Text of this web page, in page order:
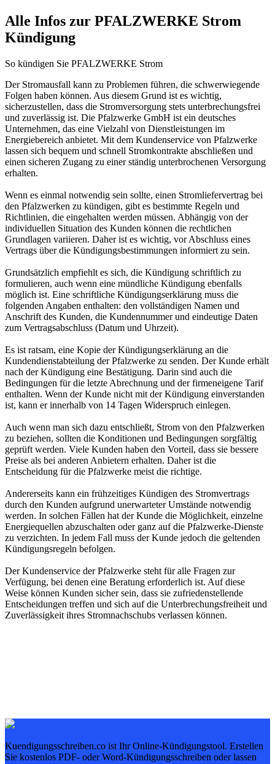
Alle Infos zur PFALZWERKE Strom
Kündigung
So kündigen Sie PFALZWERKE Strom
Der Stromausfall kann zu Problemen führen, die schwerwiegende
Folgen haben können. Aus diesem Grund ist es wichtig,
sicherzustellen, dass die Stromversorgung stets unterbrechungsfrei
und zuverlässig ist. Die Pfalzwerke GmbH ist ein deutsches
Unternehmen, das eine Vielzahl von Dienstleistungen im
Energiebereich anbietet. Mit dem Kundenservice von Pfalzwerke
lassen sich bequem und schnell Stromkontrakte abschließen und
einen sicheren Zugang zu einer ständig unterbrochenen Versorgung
erhalten.
Wenn es einmal notwendig sein sollte, einen Stromliefervertrag bei
den Pfalzwerken zu kündigen, gibt es bestimmte Regeln und
Richtlinien, die eingehalten werden müssen. Abhängig von der
individuellen Situation des Kunden können die rechtlichen
Grundlagen variieren. Daher ist es wichtig, vor Abschluss eines
Vertrags über die Kündigungsbestimmungen informiert zu sein.
Grundsätzlich empfiehlt es sich, die Kündigung schriftlich zu
formulieren, auch wenn eine mündliche Kündigung ebenfalls
möglich ist. Eine schriftliche Kündigungserklärung muss die
folgenden Angaben enthalten: den vollständigen Namen und
Anschrift des Kunden, die Kundennummer und eindeutige Daten
zum Vertragsabschluss (Datum und Uhrzeit).
Es ist ratsam, eine Kopie der Kündigungserklärung an die
Kundendienstabteilung der Pfalzwerke zu senden. Der Kunde erhält
nach der Kündigung eine Bestätigung. Darin sind auch die
Bedingungen für die letzte Abrechnung und der firmeneigene Tarif
enthalten. Wenn der Kunde nicht mit der Kündigung einverstanden
ist, kann er innerhalb von 14 Tagen Widerspruch einlegen.
Auch wenn man sich dazu entschließt, Strom von den Pfalzwerken
zu beziehen, sollten die Konditionen und Bedingungen sorgfältig
geprüft werden. Viele Kunden haben den Vorteil, dass sie bessere
Preise als bei anderen Anbietern erhalten. Daher ist die
Entscheidung für die Pfalzwerke meist die richtige.
Andererseits kann ein frühzeitiges Kündigen des Stromvertrags
durch den Kunden aufgrund unerwarteter Umstände notwendig
werden. In solchen Fällen hat der Kunde die Möglichkeit, einzelne
Energiequellen abzuschalten oder ganz auf die Pfalzwerke-Dienste
zu verzichten. In jedem Fall muss der Kunde jedoch die geltenden
Kündigungsregeln befolgen.
Der Kundenservice der Pfalzwerke steht für alle Fragen zur
Verfügung, bei denen eine Beratung erforderlich ist. Auf diese
Weise können Kunden sicher sein, dass sie zufriedenstellende
Entscheidungen treffen und sich auf die Unterbrechungsfreiheit und
Zuverlässigkeit ihres Stromnachschubs verlassen können.
Kuendigungsschreiben.co ist Ihr Online-Kündigungstool. Erstellen
Sie kostenlos PDF- oder Word-Kündigungsschreiben oder lassen